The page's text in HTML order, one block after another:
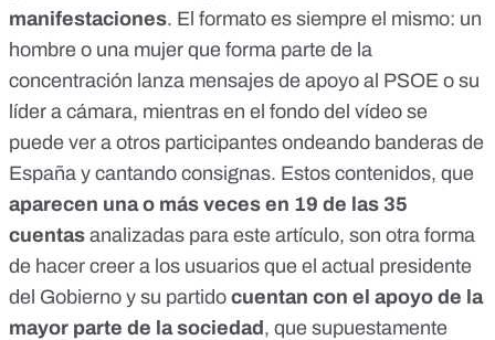
manifestaciones. El formato es siempre el mismo: un
hombre o una mujer que forma parte de la
concentración lanza mensajes de apoyo al PSOE o su
líder a cámara, mientras en el fondo del vídeo se
puede ver a otros participantes ondeando banderas de
España y cantando consignas. Estos contenidos, que
aparecen una o más veces en 19 de las 35
cuentas analizadas para este artículo, son otra forma
de hacer creer a los usuarios que el actual presidente
del Gobierno y su partido cuentan con el apoyo de la
mayor parte de la sociedad, que supuestamente